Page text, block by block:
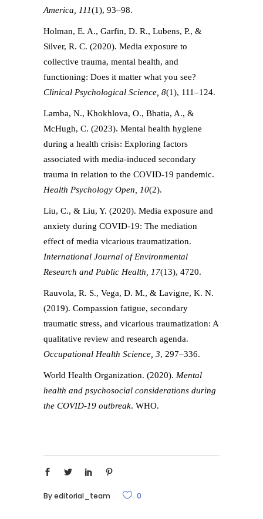
America, 111(1), 93–98.
Holman, E. A., Garfin, D. R., Lubens, P., &
Silver, R. C. (2020). Media exposure to
collective trauma, mental health, and
functioning: Does it matter what you see?
Clinical Psychological Science, 8(1), 111–124.
Lamba, N., Khokhlova, O., Bhatia, A., &
McHugh, C. (2023). Mental health hygiene
during a health crisis: Exploring factors
associated with media-induced secondary
trauma in relation to the COVID-19 pandemic.
Health Psychology Open, 10(2).
Liu, C., & Liu, Y. (2020). Media exposure and
anxiety during COVID-19: The mediation
effect of media vicarious traumatization.
International Journal of Environmental
Research and Public Health, 17(13), 4720.
Rauvola, R. S., Vega, D. M., & Lavigne, K. N.
(2019). Compassion fatigue, secondary
traumatic stress, and vicarious traumatization: A
qualitative review and research agenda.
Occupational Health Science, 3, 297–336.
World Health Organization. (2020). Mental
health and psychosocial considerations during
the COVID-19 outbreak. WHO.
Byeditorial_team 0